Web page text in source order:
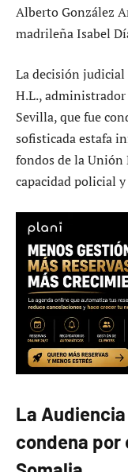
Alberto González
madrileña Isabel
La decisión judicial
H.L., administrador
Sevilla, que fue
sofisticada estafa
fondos de la Unión
capacidad policial
La
condena por